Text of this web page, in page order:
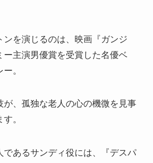
ンを演じるのは、映画『ガンジ
ー主演男優賞を受賞した名優ベ
。
が、孤独な老人の心の機微を見事
。
であるサンディ役には、『デスパ